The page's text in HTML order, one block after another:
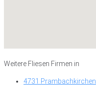
Weitere Fliesen Firmen in
4731 Prambachkirchen